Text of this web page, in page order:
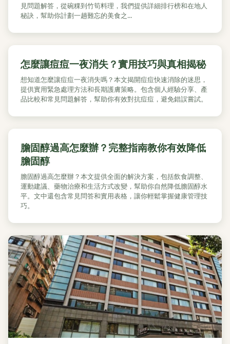
見問題解答，從碗粿到竹筍料理，我們提供詳細排行榜和在地人
秘訣，幫助你計劃一趟難忘的美食之...
怎麼讓痘痘一夜消失？實用技巧與真相揭秘
想知道怎麼讓痘痘一夜消失嗎？本文揭開痘痘快速消除的迷思，
提供實用緊急處理方法和長期護膚策略。包含個人經驗分享、產
品比較和常見問題解答，幫助你有效對抗痘痘，避免錯誤嘗試。
膽固醇過高怎麼辦？完整指南教你有效降低
膽固醇
膽固醇過高怎麼辦？本文提供全面的解決方案，包括飲食調整、
運動建議、藥物治療和生活方式改變，幫助你自然降低膽固醇水
平。文中還包含常見問答和實用表格，讓你輕鬆掌握健康管理技
巧。